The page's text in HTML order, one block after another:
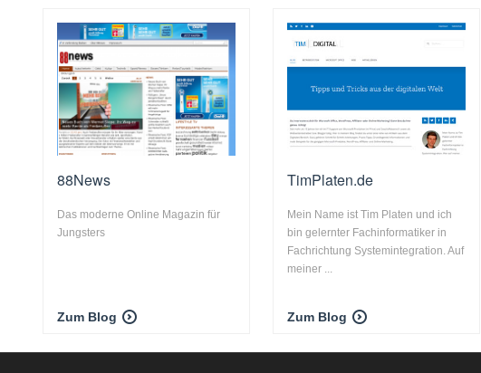
88News
Das moderne Online Magazin für
Jungsters
Zum Blog
TimPlaten.de
Mein Name ist Tim Platen und ich
bin gelernter Fachinformatiker in
Fachrichtung Systemintegration. Auf
meiner ...
Zum Blog